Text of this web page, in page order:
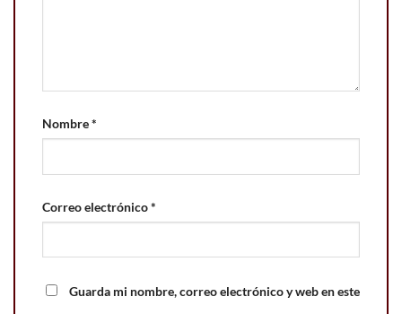
Nombre*
Correo electrónico*
Guarda mi nombre, correo electrónico y web en este